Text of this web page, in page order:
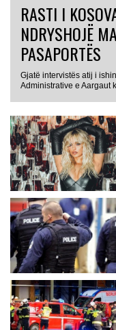
RASTI I
NDRYSHOJË
PASAPORTËS
Gjatë intervistës atij i
Administrative e Aargaut
GJERMANI